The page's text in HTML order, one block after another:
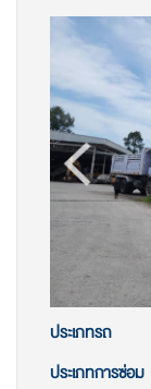
ประเภทรถ
ประเภทการซ่อม